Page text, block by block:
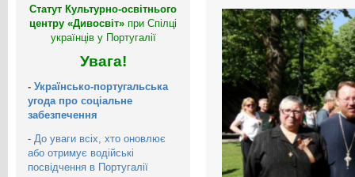
Статут Культурно-освітнього
центру «Дивосвіт» при Спілці
українців у Португалії
Увага!
- Українсько-португальська
угода про соціальне
забезпечення
- До уваги всіх, хто оновлює
або отримує водійські
посвідчення в Португалії